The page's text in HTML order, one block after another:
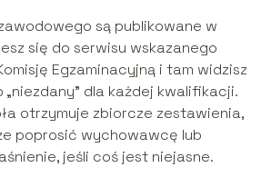
są publikowane w
się do serwisu wskazanego
Egzaminacyjną i tam widzisz
„niezdany” dla każdej kwalifikacji.
otrzymuje zbiorcze zestawienia,
poprosić wychowawcę lub
jeśli coś jest niejasne.